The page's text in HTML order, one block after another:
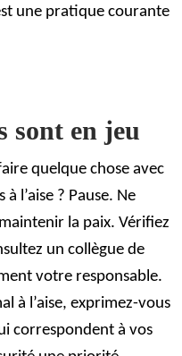
une pratique courante
sont en jeu
quelque chose avec
l’aise ? Pause. Ne
la paix. Vérifiez
un collègue de
votre responsable.
à l’aise, exprimez-vous
correspondent à vos